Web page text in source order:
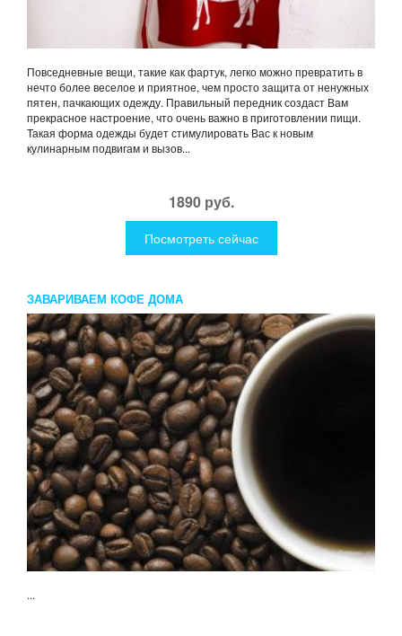
Повседневные вещи, такие как фартук, легко можно превратить в
нечто более веселое и приятное, чем просто защита от ненужных
пятен, пачкающих одежду. Правильный передник создаст Вам
прекрасное настроение, что очень важно в приготовлении пищи.
Такая форма одежды будет стимулировать Вас к новым
кулинарным подвигам и вызов...
1890 руб.
Посмотреть сейчас
ЗАВАРИВАЕМ КОФЕ ДОМА
...